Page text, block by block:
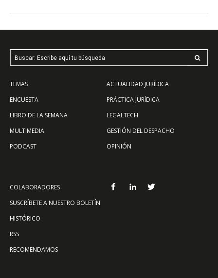
Buscar: Escribe aquí tu búsqueda
TEMAS
ENCUESTA
LIBRO DE LA SEMANA
MULTIMEDIA
PODCAST
ACTUALIDAD JURÍDICA
PRÁCTICA JURÍDICA
LEGALTECH
GESTIÓN DEL DESPACHO
OPINIÓN
COLABORADORES
SUSCRÍBETE A NUESTRO BOLETÍN
HISTÓRICO
RSS
RECOMENDAMOS